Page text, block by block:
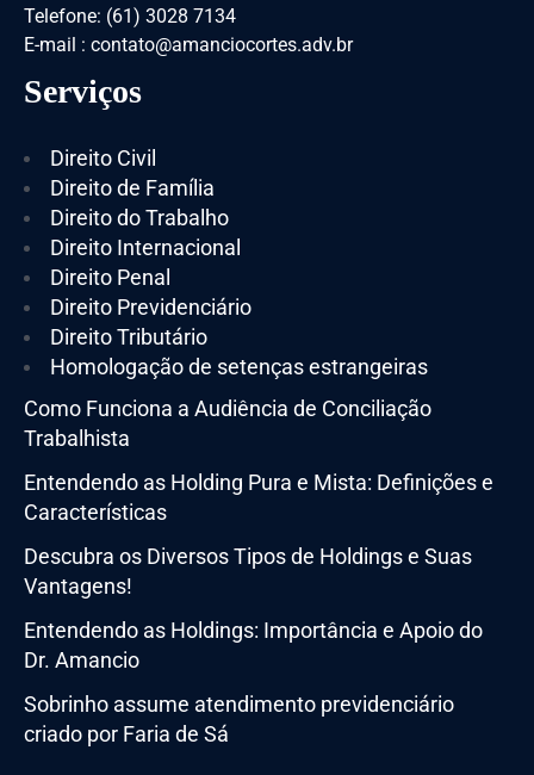
Telefone: (61) 3028 7134
E-mail : contato@amanciocortes.adv.br
Serviços
Direito Civil
Direito de Família
Direito do Trabalho
Direito Internacional
Direito Penal
Direito Previdenciário
Direito Tributário
Homologação de setenças estrangeiras
Como Funciona a Audiência de Conciliação
Trabalhista
Entendendo as Holding Pura e Mista: Definições e
Características
Descubra os Diversos Tipos de Holdings e Suas
Vantagens!
Entendendo as Holdings: Importância e Apoio do
Dr. Amancio
Sobrinho assume atendimento previdenciário
criado por Faria de Sá